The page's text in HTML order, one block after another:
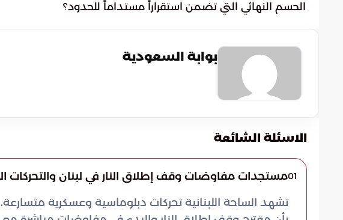
الحسم النهائي التي تضمن استقراراً مستداماً للحدود؟
بوابة السعودية
الاسئلة الشائعة
01مستجدات مفاوضات وقف إطلاق النار في لبنان والتحركات
تشهد الساحة اللبنانية تحركات دبلوماسية وعسكرية